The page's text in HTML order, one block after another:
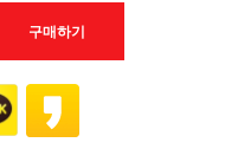
구매하기